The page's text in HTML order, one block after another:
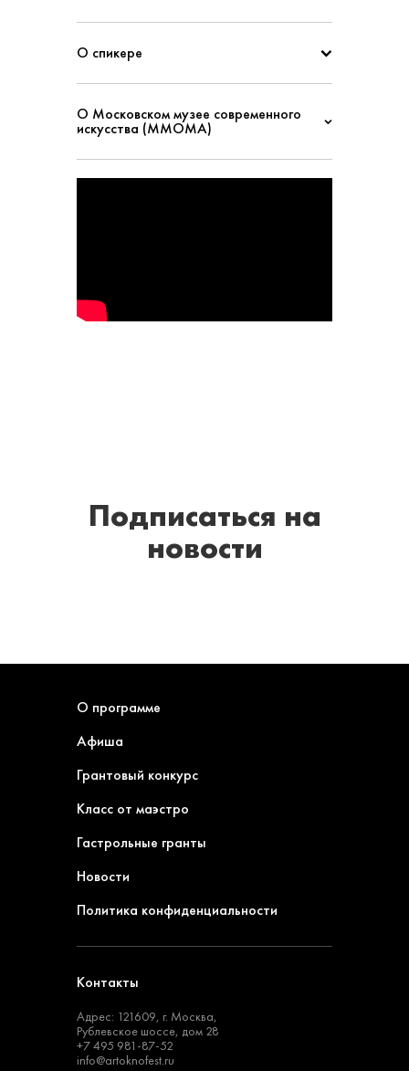
О спикере
О Московском музее современного
искусства (ММОМА)
Подписаться на
новости
О программе
Афиша
Грантовый конкурс
Класс от маэстро
Гастрольные гранты
Новости
Политика конфиденциальности
Контакты
Адрес: 121609, г. Москва,
Рублевское шоссе, дом 28
+7 495 981-87-52
info@artoknofest.ru